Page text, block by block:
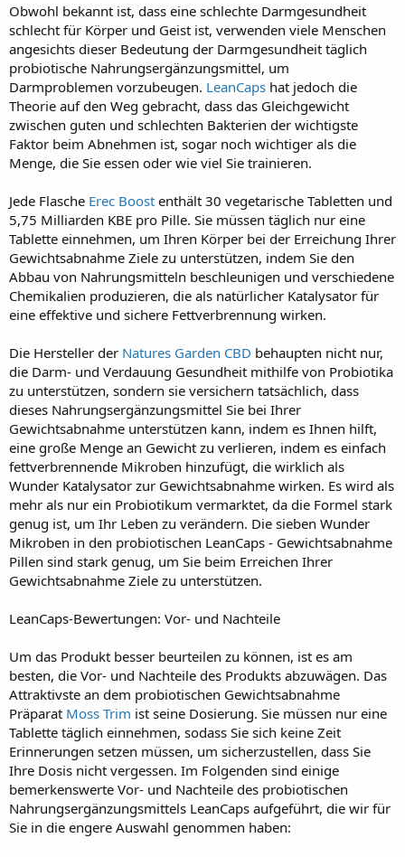
Obwohl bekannt ist, dass eine schlechte Darmgesundheit
schlecht für Körper und Geist ist, verwenden viele Menschen
angesichts dieser Bedeutung der Darmgesundheit täglich
probiotische Nahrungsergänzungsmittel, um
Darmproblemen vorzubeugen. LeanCaps hat jedoch die
Theorie auf den Weg gebracht, dass das Gleichgewicht
zwischen guten und schlechten Bakterien der wichtigste
Faktor beim Abnehmen ist, sogar noch wichtiger als die
Menge, die Sie essen oder wie viel Sie trainieren.
Jede Flasche Erec Boost enthält 30 vegetarische Tabletten und
5,75 Milliarden KBE pro Pille. Sie müssen täglich nur eine
Tablette einnehmen, um Ihren Körper bei der Erreichung Ihrer
Gewichtsabnahme Ziele zu unterstützen, indem Sie den
Abbau von Nahrungsmitteln beschleunigen und verschiedene
Chemikalien produzieren, die als natürlicher Katalysator für
eine effektive und sichere Fettverbrennung wirken.
Die Hersteller der Natures Garden CBD behaupten nicht nur,
die Darm- und Verdauung Gesundheit mithilfe von Probiotika
zu unterstützen, sondern sie versichern tatsächlich, dass
dieses Nahrungsergänzungsmittel Sie bei Ihrer
Gewichtsabnahme unterstützen kann, indem es Ihnen hilft,
eine große Menge an Gewicht zu verlieren, indem es einfach
fettverbrennende Mikroben hinzufügt, die wirklich als
Wunder Katalysator zur Gewichtsabnahme wirken. Es wird als
mehr als nur ein Probiotikum vermarktet, da die Formel stark
genug ist, um Ihr Leben zu verändern. Die sieben Wunder
Mikroben in den probiotischen LeanCaps - Gewichtsabnahme
Pillen sind stark genug, um Sie beim Erreichen Ihrer
Gewichtsabnahme Ziele zu unterstützen.
LeanCaps-Bewertungen: Vor- und Nachteile
Um das Produkt besser beurteilen zu können, ist es am
besten, die Vor- und Nachteile des Produkts abzuwägen. Das
Attraktivste an dem probiotischen Gewichtsabnahme
Präparat Moss Trim ist seine Dosierung. Sie müssen nur eine
Tablette täglich einnehmen, sodass Sie sich keine Zeit
Erinnerungen setzen müssen, um sicherzustellen, dass Sie
Ihre Dosis nicht vergessen. Im Folgenden sind einige
bemerkenswerte Vor- und Nachteile des probiotischen
Nahrungsergänzungsmittels LeanCaps aufgeführt, die wir für
Sie in die engere Auswahl genommen haben: